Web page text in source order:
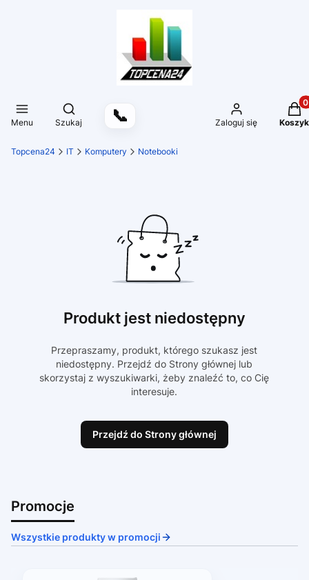
Menu
Otwórz wyszukiwarkę
Szukaj 📞 Zaloguj się Koszyk
Topcena24 IT Komputery Notebooki
Produkt jest niedostępny
Przepraszamy, produkt, którego szukasz jest
niedostępny. Przejdź do Strony głównej lub
skorzystaj z wyszukiwarki, żeby znaleźć to, co Cię
interesuje.
Przejdź do Strony głównej
Promocje
Wszystkie produkty w promocji